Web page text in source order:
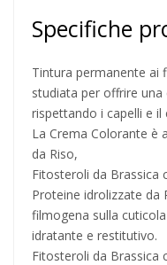
Specifiche
Tintura permanente ai
studiata per offrire
rispettando i capelli e il
La Crema Colorante è
da Riso,
Fitosteroli da Brassica
Proteine idrolizzate da
filmogena sulla
idratante e restitutivo.
Fitosteroli da Brassica